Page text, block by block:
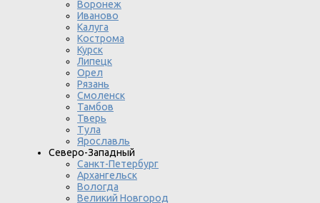
Воронеж
Иваново
Калуга
Кострома
Курск
Липецк
Орел
Рязань
Смоленск
Тамбов
Тверь
Тула
Ярославль
Северо-Западный
Санкт-Петербург
Архангельск
Вологда
Великий Новгород